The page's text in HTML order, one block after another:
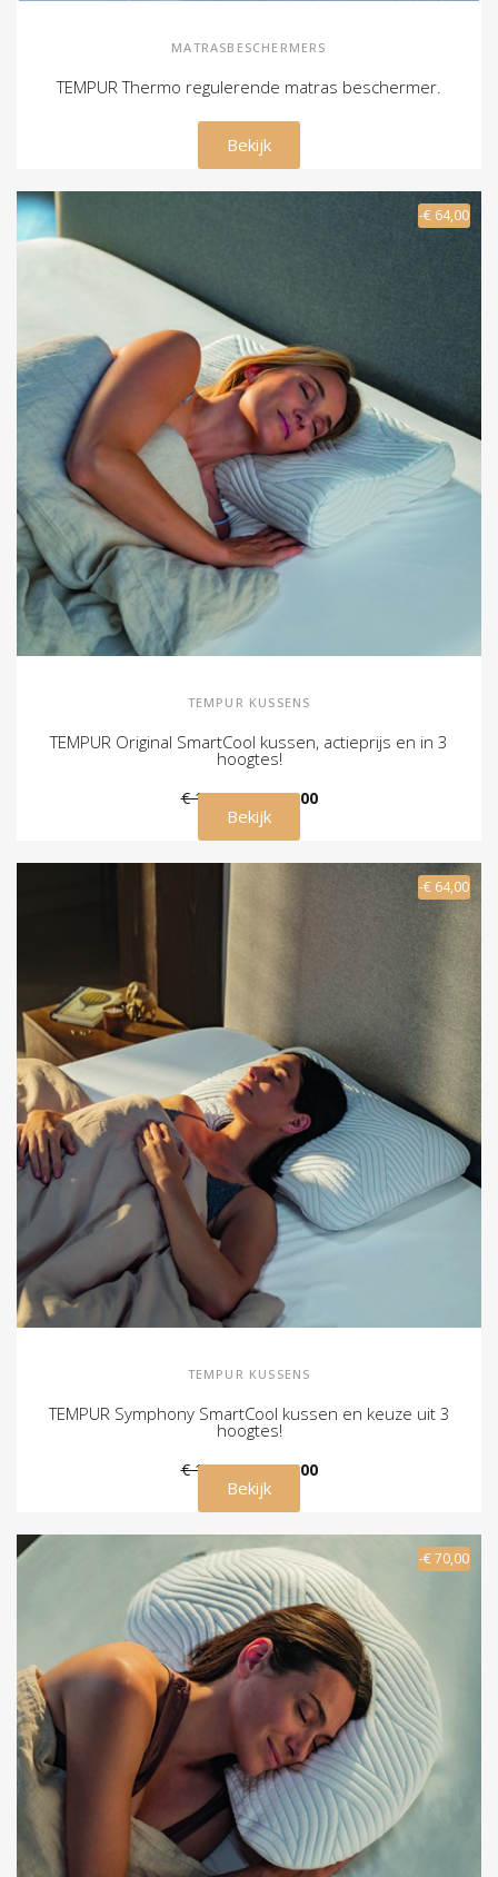
MATRASBESCHERMERS
TEMPUR Thermo regulerende matras beschermer.
€ 89,00
Bekijk
-€ 64,00
TEMPUR KUSSENS
TEMPUR Original SmartCool kussen, actieprijs en in 3
hoogtes!
€ 169,00 € 105,00
Bekijk
-€ 64,00
TEMPUR KUSSENS
TEMPUR Symphony SmartCool kussen en keuze uit 3
hoogtes!
€ 179,00 € 115,00
Bekijk
-€ 70,00